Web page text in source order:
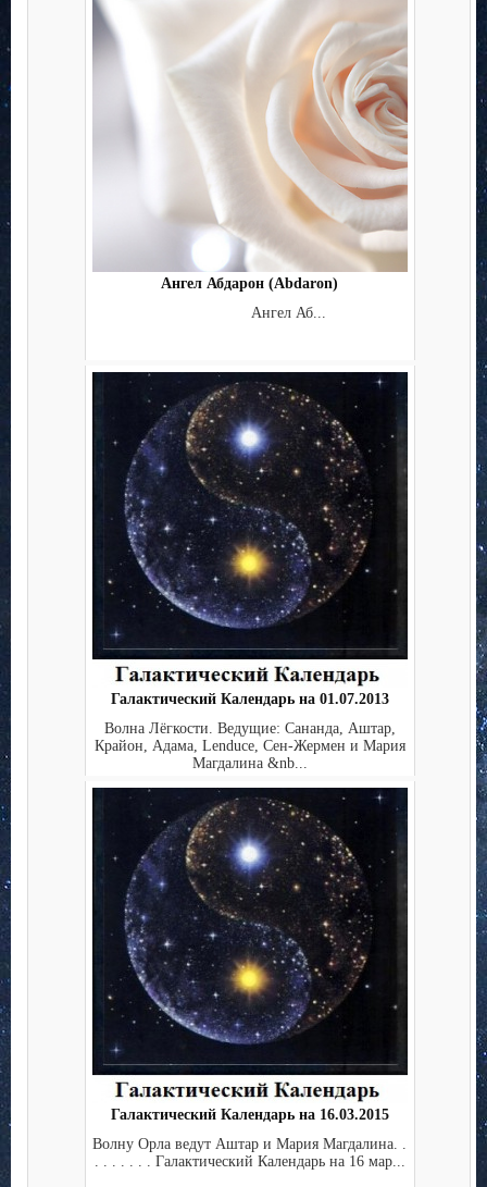
Ангел Абдарон (Abdaron)
Ангел Аб...
Галактический Календарь на 01.07.2013
Волна Лёгкости. Ведущие: Сананда, Аштар,
Крайон, Адама, Lenduce, Сен-Жермен и Мария
Магдалина &nb...
Галактический Календарь на 16.03.2015
Волну Орла ведут Аштар и Мария Магдалина. .
. . . . . . . Галактический Календарь на 16 мар...